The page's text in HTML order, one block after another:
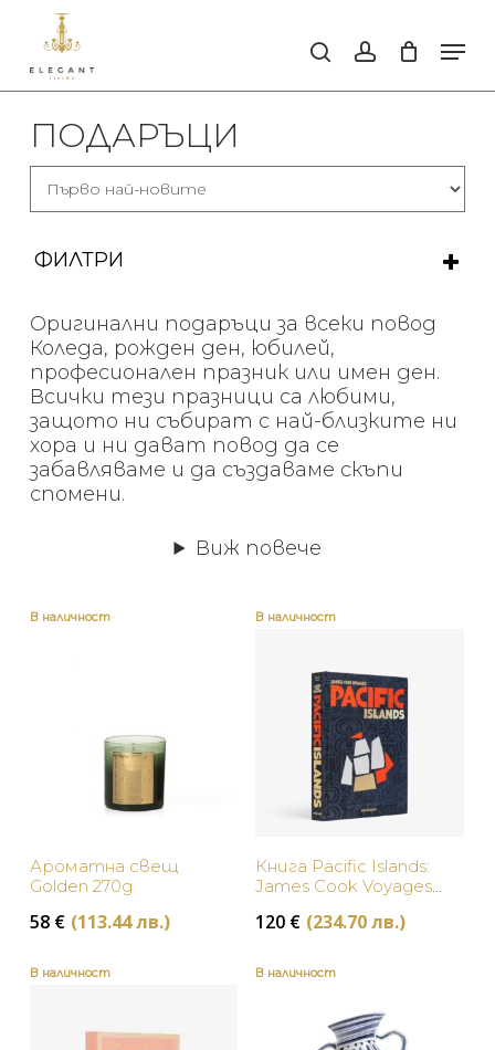
content
searchaccount
ПОДАРЪЦИ
ФИЛТРИ
КАТЕГОРИИ
Аксесоари за интериора
Аромати за дома
Изкуство и книги
Baccarat
Michael Aram
Seletti
L'Objet
Culti
Изчерпан, с опция за поръчка
Бяло
Зелено
Златно
Розово
Синьо
Оригинални подаръци за всеки повод
Коледа, рожден ден, юбилей,
професионален празник или имен ден.
Всички тези празници са любими,
защото ни събират с най-близките ни
хора и ни дават повод да се
забавляваме и да създаваме скъпи
спомени.
Виж повече
В наличност
Ароматна свещ
Golden 270g
58 € (113.44 лв.)
В наличност
Книга Pacific Islands:
James Cook Voyages
120 € (234.70 лв.)
В наличност В наличност
Close